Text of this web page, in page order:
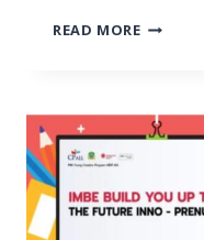
READ MORE